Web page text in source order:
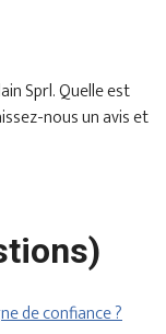
Sprl. Quelle est
nous un avis et
de confiance ?